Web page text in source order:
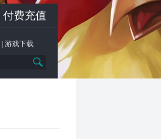
付费充值
游戏下载